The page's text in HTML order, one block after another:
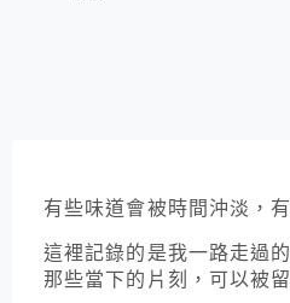
有些味道會被時間沖淡，
這裡記錄的是我一路走過
那些當下的片刻，可以被